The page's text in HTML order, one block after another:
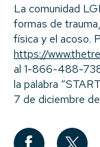
La comunidad
formas de
física y el acoso.
https://
al 1-866-488-
la palabra
7 de diciembre